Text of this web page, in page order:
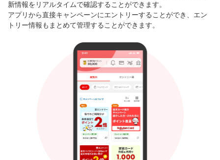
新情報をリアルタイムで確認することができます。
アプリから直接キャンペーンにエントリーすることができ、エン
トリー情報もまとめて管理することができます。